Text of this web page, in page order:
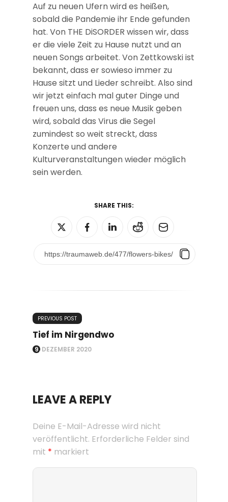
Auf zu neuen Ufern wird es heißen,
sobald die Pandemie ihr Ende gefunden
hat. Von THE DiSORDER wissen wir, dass
er die viele Zeit zu Hause nutzt und an
neuen Songs arbeitet. Von Zettkowski ist
bekannt, dass er sowieso immer zu
Hause sitzt und Lieder schreibt. Also sind
wir jetzt einfach mal guter Dinge und
freuen uns, dass es neue Musik geben
wird, sobald das Virus die Segel
zumindest so weit streckt, dass
Konzerte und andere
Kulturveranstaltungen wieder möglich
sein werden.
SHARE THIS:
PREVIOUS POST
Tief im Nirgendwo
9. DEZEMBER 2020
LEAVE A REPLY
Deine E-Mail-Adresse wird nicht
veröffentlicht. Erforderliche Felder sind
mit * markiert